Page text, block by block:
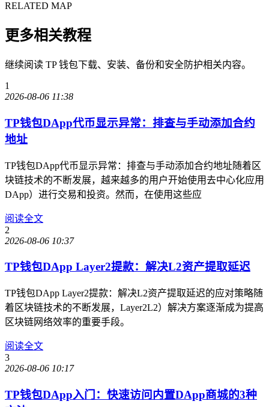
RELATED MAP
更多相关教程
继续阅读 TP 钱包下载、安装、备份和安全防护相关内容。
1
2026-08-06 11:38
TP钱包DApp代币显示异常：排查与手动添加合约
地址
TP钱包DApp代币显示异常：排查与手动添加合约地址随着区
块链技术的不断发展，越来越多的用户开始使用去中心化应用
DApp）进行交易和投资。然而，在使用这些应
阅读全文
2
2026-08-06 10:37
TP钱包DApp Layer2提款：解决L2资产提取延迟
TP钱包DApp Layer2提款：解决L2资产提取延迟的应对策略随
着区块链技术的不断发展，Layer2L2）解决方案逐渐成为提高
区块链网络效率的重要手段。
阅读全文
3
2026-08-06 10:17
TP钱包DApp入门：快速访问内置DApp商城的3种